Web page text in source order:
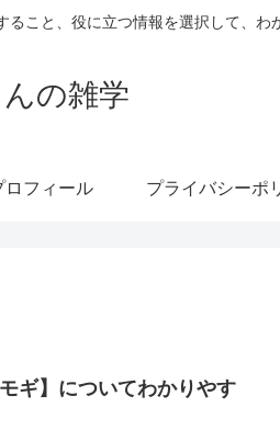
こと、役に立つ情報を選択して、わ
の雑学
ロフィール プライバシーポ
ギ】についてわかりやす